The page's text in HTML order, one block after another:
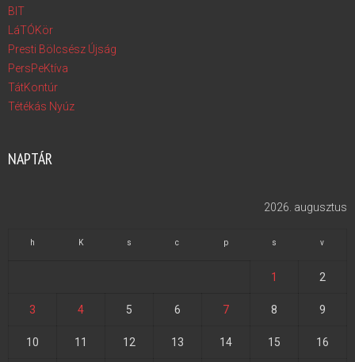
BIT
LáTÓKör
Presti Bölcsész Újság
PersPeKtíva
TátKontúr
Tétékás Nyúz
NAPTÁR
2026. augusztus
h K s c p s v
1 2
3 4 5 6 7 8 9
10 11 12 13 14 15 16